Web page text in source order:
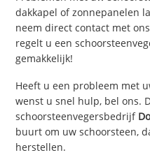
dakkapel of zonnepanelen
neem direct contact met
regelt u een
gemakkelijk!
Heeft u een probleem met
wenst u snel hulp, bel ons.
schoorsteenvegersbedrijf
buurt om uw schoorsteen,
herstellen.